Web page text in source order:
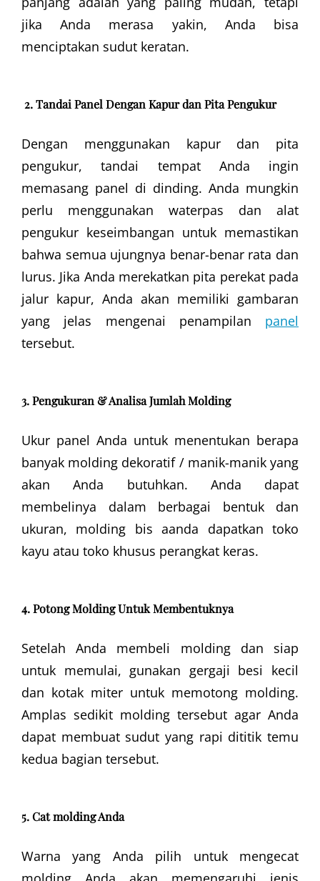
jika Anda merasa yakin, Anda bisa
menciptakan sudut keratan.
2. Tandai Panel Dengan Kapur dan Pita Pengukur
Dengan menggunakan kapur dan pita
pengukur, tandai tempat Anda ingin
memasang panel di dinding. Anda mungkin
perlu menggunakan waterpas dan alat
pengukur keseimbangan untuk memastikan
bahwa semua ujungnya benar-benar rata dan
lurus. Jika Anda merekatkan pita perekat pada
jalur kapur, Anda akan memiliki gambaran
yang jelas mengenai penampilan panel
tersebut.
3. Pengukuran & Analisa Jumlah Molding
Ukur panel Anda untuk menentukan berapa
banyak molding dekoratif / manik-manik yang
akan Anda butuhkan. Anda dapat
membelinya dalam berbagai bentuk dan
ukuran, molding bis aanda dapatkan toko
kayu atau toko khusus perangkat keras.
4. Potong Molding Untuk Membentuknya
Setelah Anda membeli molding dan siap
untuk memulai, gunakan gergaji besi kecil
dan kotak miter untuk memotong molding.
Amplas sedikit molding tersebut agar Anda
dapat membuat sudut yang rapi dititik temu
kedua bagian tersebut.
5. Cat molding Anda
Warna yang Anda pilih untuk mengecat